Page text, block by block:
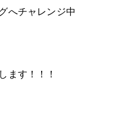
へチャレンジ中
ます！！！